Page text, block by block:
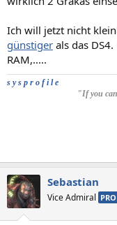
Ich will jetzt nicht
günstiger als das
RAM,.....
s y s p r o f i l e
"If you
Sebastian
Vice Admiral PRO